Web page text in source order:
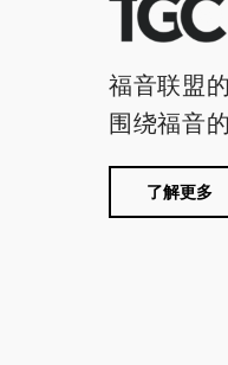
福音联盟
围绕福音
了解更多